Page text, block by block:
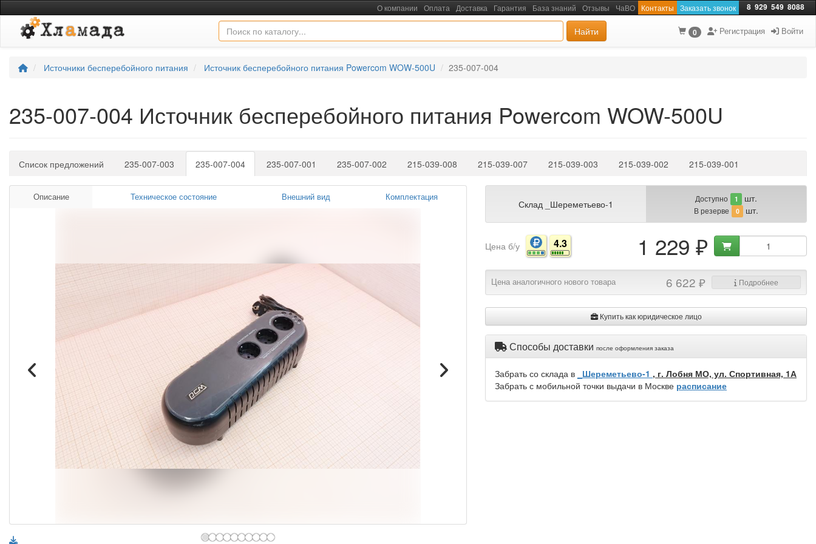
О компании Оплата Доставка Гарантия База знаний Отзывы ЧаВО Контакты Заказать звонок 8 929 549 8088
Найти 0 Регистрация Войти
Источники бесперебойного питания Источник бесперебойного питания Powercom WOW-500U 235-007-004
235-007-004 Источник бесперебойного питания Powercom WOW-500U
Список предложений 235-007-003 235-007-004 235-007-001 235-007-002 215-039-008 215-039-007 215-039-003 215-039-002 215-039-001
Описание Техническое состояние Внешний вид Комплектация
Склад _Шереметьево-1 Доступно 1 шт.
В резерве 0 шт.
Цена б/у 4.3 1 229 ₽
Цена аналогичного нового товара 6 622 ₽ Подробнее
Купить как юридическое лицо
Способы доставки после оформления заказа
Забрать со склада в _Шереметьево-1 , г. Лобня МО, ул. Спортивная, 1А
Забрать с мобильной точки выдачи в Москве расписание